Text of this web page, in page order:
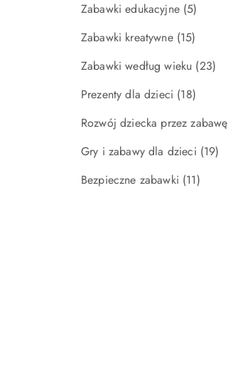
Zabawki edukacyjne (5)
Zabawki kreatywne (15)
Zabawki według wieku (23)
Prezenty dla dzieci (18)
Rozwój dziecka przez zabawę
Gry i zabawy dla dzieci (19)
Bezpieczne zabawki (11)